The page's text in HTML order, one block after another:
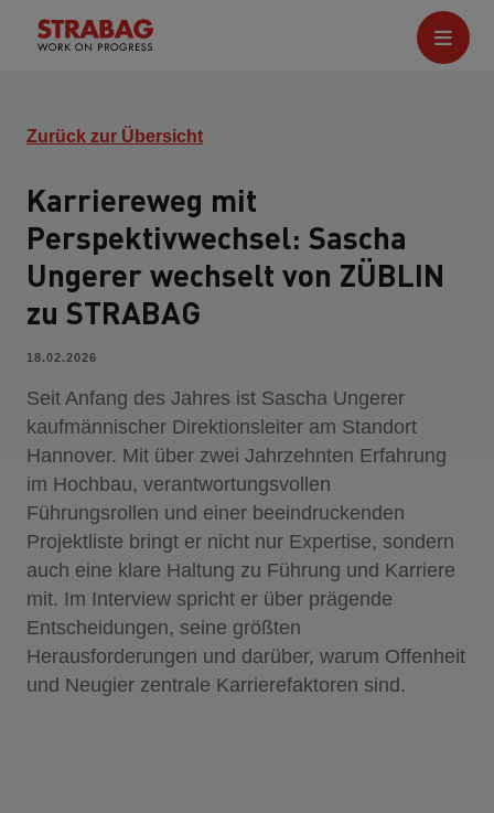
Zurück zur Übersicht
Karriereweg mit
Perspektivwechsel: Sascha
Ungerer wechselt von ZÜBLIN
zu STRABAG
18.02.2026
Seit Anfang des Jahres ist Sascha Ungerer
kaufmännischer Direktionsleiter am Standort
Hannover. Mit über zwei Jahrzehnten Erfahrung
im Hochbau, verantwortungsvollen
Führungsrollen und einer beeindruckenden
Projektliste bringt er nicht nur Expertise, sondern
auch eine klare Haltung zu Führung und Karriere
mit. Im Interview spricht er über prägende
Entscheidungen, seine größten
Herausforderungen und darüber, warum Offenheit
und Neugier zentrale Karrierefaktoren sind.